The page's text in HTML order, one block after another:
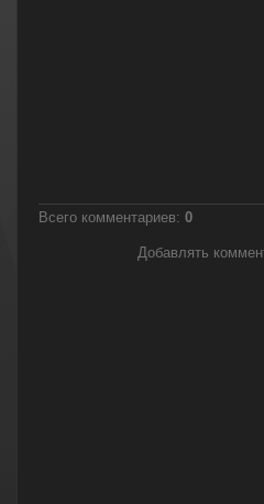
Всего комментариев: 0
Добавлять